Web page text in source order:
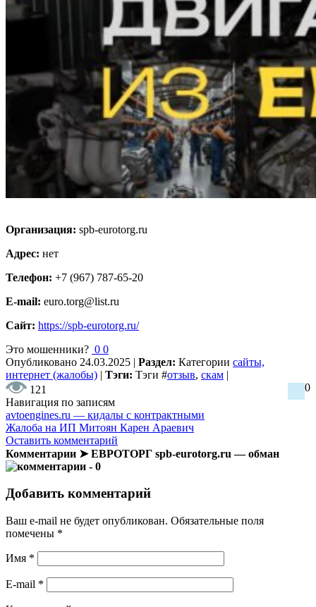
Организация: spb-eurotorg.ru
Адрес: нет
Телефон: +7 (967) 787-65-20
E-mail: euro.torg@list.ru
Сайт: https://spb-eurotorg.ru/
Это мошенники? 0 0
Опубликовано 24.03.2025 | Раздел: Категории сайты,
интернет (жалобы) | Тэги: Тэги #отзыв, скам |
121
0
Навигация по записям
avtoengines.ru — кидалы с контрактными
Жалоба на ИП Митоян Карен Араевич
Оставить комментарий
Комментарии ➤ ЕВРОТОРГ spb-eurotorg.ru — обман
- 0
Добавить комментарий
Ваш e-mail не будет опубликован. Обязательные поля
помечены *
Имя *
E-mail *